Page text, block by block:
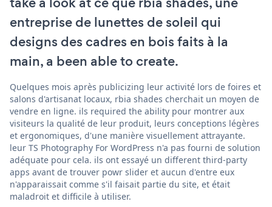
entreprise de lunettes de soleil qui
designs des cadres en bois faits à la
main, a been able to create.
Quelques mois après publicizing leur activité lors de foires et
salons d'artisanat locaux, rbia shades cherchait un moyen de
vendre en ligne. ils required the ability pour montrer aux
visiteurs la qualité de leur produit, leurs conceptions légères
et ergonomiques, d'une manière visuellement attrayante.
leur TS Photography For WordPress n'a pas fourni de solution
adéquate pour cela. ils ont essayé un different third-party
apps avant de trouver powr slider et aucun d'entre eux
n'apparaissait comme s'il faisait partie du site, et était
maladroit et difficile à utiliser.